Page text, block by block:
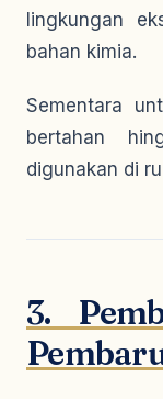
lingkungan
bahan kimia.
Sementara
bertahan
digunakan di
3.